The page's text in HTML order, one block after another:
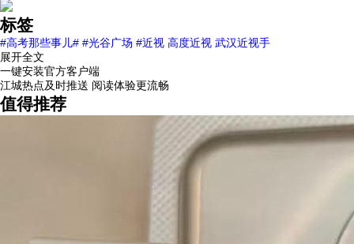
标签
#高考那些事儿# #光谷广场 #近视 高度近视 武汉近视手
展开全文
一键安装官方客户端
江城热点及时推送 阅读体验更流畅
值得推荐